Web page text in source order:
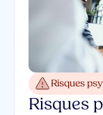
Risques
Risques